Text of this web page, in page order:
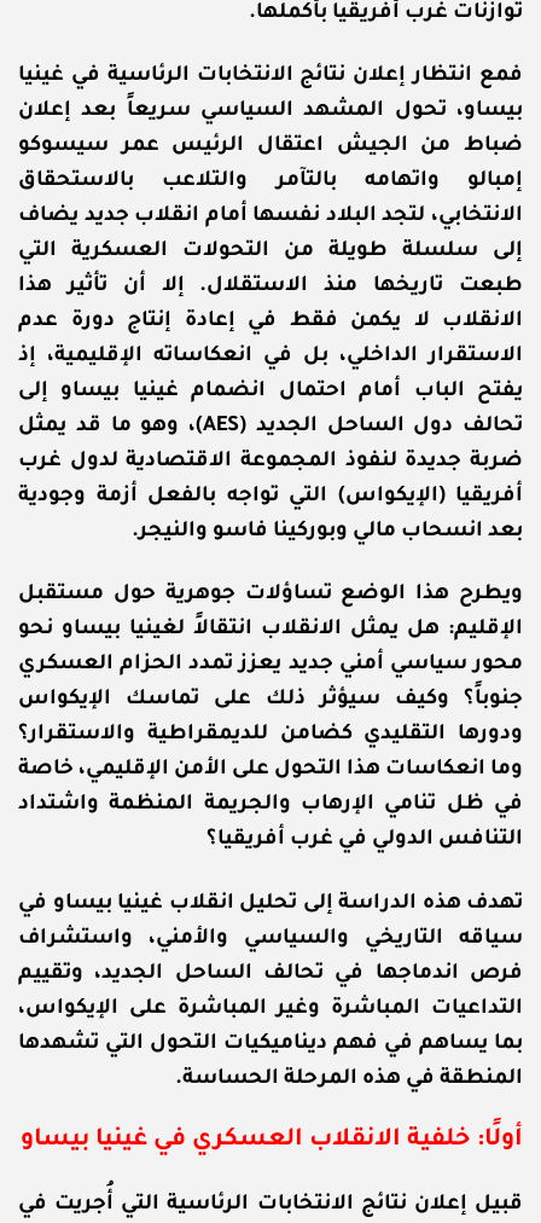
توازنات غرب أفريقيا بأكملها.
فمع انتظار إعلان نتائج الانتخابات الرئاسية في غينيا
بيساو، تحول المشهد السياسي سريعاً بعد إعلان
ضباط من الجيش اعتقال الرئيس عمر سيسوكو
إمبالو واتهامه بالتآمر والتلاعب بالاستحقاق
الانتخابي، لتجد البلاد نفسها أمام انقلاب جديد يضاف
إلى سلسلة طويلة من التحولات العسكرية التي
طبعت تاريخها منذ الاستقلال. إلا أن تأثير هذا
الانقلاب لا يكمن فقط في إعادة إنتاج دورة عدم
الاستقرار الداخلي، بل في انعكاساته الإقليمية، إذ
يفتح الباب أمام احتمال انضمام غينيا بيساو إلى
تحالف دول الساحل الجديد (AES)، وهو ما قد يمثل
ضربة جديدة لنفوذ المجموعة الاقتصادية لدول غرب
أفريقيا (الإيكواس) التي تواجه بالفعل أزمة وجودية
بعد انسحاب مالي وبوركينا فاسو والنيجر.
ويطرح هذا الوضع تساؤلات جوهرية حول مستقبل
الإقليم: هل يمثل الانقلاب انتقالاً لغينيا بيساو نحو
محور سياسي أمني جديد يعزز تمدد الحزام العسكري
جنوباً؟ وكيف سيؤثر ذلك على تماسك الإيكواس
ودورها التقليدي كضامن للديمقراطية والاستقرار؟
وما انعكاسات هذا التحول على الأمن الإقليمي، خاصة
في ظل تنامي الإرهاب والجريمة المنظمة واشتداد
التنافس الدولي في غرب أفريقيا؟
تهدف هذه الدراسة إلى تحليل انقلاب غينيا بيساو في
سياقه التاريخي والسياسي والأمني، واستشراف
فرص اندماجها في تحالف الساحل الجديد، وتقييم
التداعيات المباشرة وغير المباشرة على الإيكواس،
بما يساهم في فهم ديناميكيات التحول التي تشهدها
المنطقة في هذه المرحلة الحساسة.
أولًا: خلفية الانقلاب العسكري في غينيا بيساو
قبيل إعلان نتائج الانتخابات الرئاسية التي أُجريت في